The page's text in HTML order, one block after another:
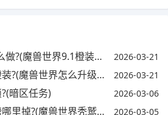
兽世界9.1橙装怎么获得) 2026-03-21
兽世界怎么升级橙装属性) 2026-03-21
暗区任务) 2026-03-06
兽世界秃鹫的翅膀有什么用) 2026-03-05